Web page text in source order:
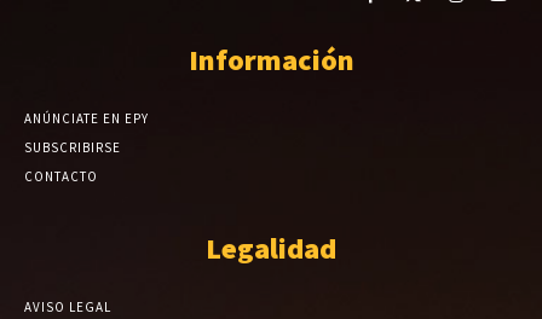
Información
ANÚNCIATE EN EPY
SUBSCRIBIRSE
CONTACTO
Legalidad
AVISO LEGAL